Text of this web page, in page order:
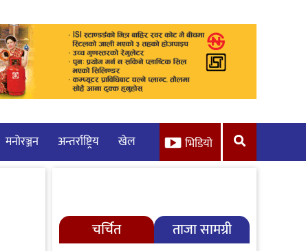
मनाेरञ्जन अन्तर्राष्ट्रिय खेल भिडियो
चर्चित ताजा सामग्री